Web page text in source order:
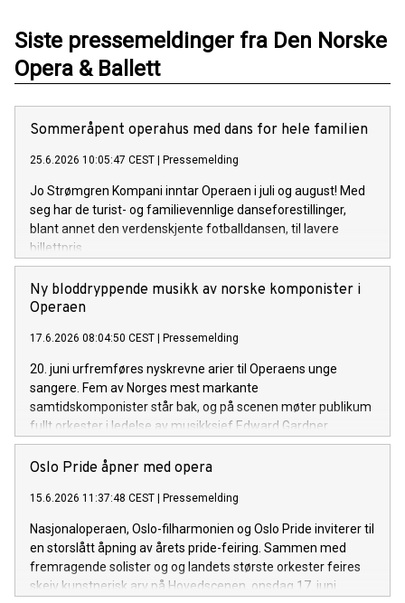
Siste pressemeldinger fra Den Norske
Opera & Ballett
Sommeråpent operahus med dans for hele familien
25.6.2026 10:05:47 CEST | Pressemelding
Jo Strømgren Kompani inntar Operaen i juli og august! Med
seg har de turist- og familievennlige danseforestillinger,
blant annet den verdenskjente fotballdansen, til lavere
billettpris.
Ny bloddryppende musikk av norske komponister i
Operaen
17.6.2026 08:04:50 CEST | Pressemelding
20. juni urfremføres nyskrevne arier til Operaens unge
sangere. Fem av Norges mest markante
samtidskomponister står bak, og på scenen møter publikum
fullt orkester i ledelse av musikksjef Edward Gardner.
Oslo Pride åpner med opera
15.6.2026 11:37:48 CEST | Pressemelding
Nasjonaloperaen, Oslo-filharmonien og Oslo Pride inviterer til
en storslått åpning av årets pride-feiring. Sammen med
fremragende solister og og landets største orkester feires
skeiv kunstnerisk arv på Hovedscenen, onsdag 17. juni.